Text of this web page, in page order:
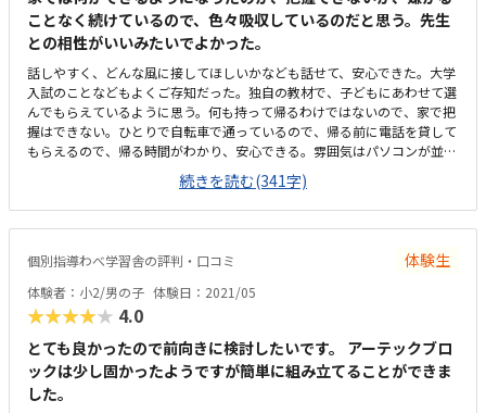
ことなく続けているので、色々吸収しているのだと思う。先生
との相性がいいみたいでよかった。
話しやすく、どんな風に接してほしいかなども話せて、安心できた。大学
入試のことなどもよくご存知だった。独自の教材で、子どもにあわせて選
んでもらえているように思う。何も持って帰るわけではないので、家で把
握はできない。ひとりで自転車で通っているので、帰る前に電話を貸して
もらえるので、帰る時間がわかり、安心できる。雰囲気はパソコンが並ん
でいて普通な感じだけど、どの席でしてもいいらしい。道に面した窓があ
り、明るい。時間がきちんと決まっているわけではないので、たくさんや
りたい子には良心的な設定だと思う。色々試させてもらえる。先生もみん
ないい感じ。子どものことで相談するのもしやすい。子どもだけの教室で
ところは特にないです。
続きを読む(341字)
個別指導わべ学習舎の評判・口コミ 体験生
体験者：小2/男の子 体験日：2021/05
★★★★★ 4.0
とても良かったので前向きに検討したいです。 アーテックブロ
ックは少し固かったようですが簡単に組み立てることができま
した。